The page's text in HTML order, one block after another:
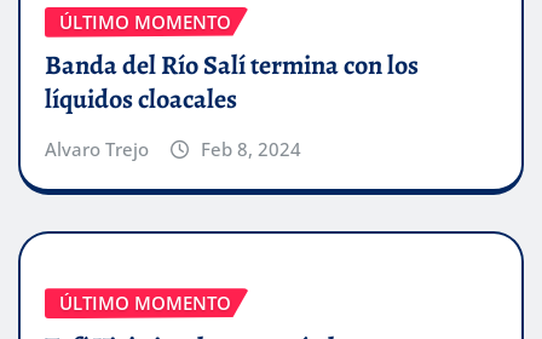
ÚLTIMO MOMENTO
Banda del Río Salí termina con los
líquidos cloacales
Alvaro Trejo Feb 8, 2024
ÚLTIMO MOMENTO